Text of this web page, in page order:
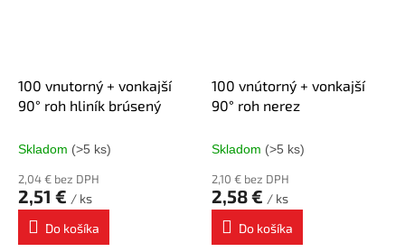
100 vnutorný + vonkajší
90° roh hliník brúsený
Skladom (>5 ks)
2,04 € bez DPH
2,51 € / ks
Do košíka
100 vnútorný + vonkajší
90° roh nerez
Skladom (>5 ks)
2,10 € bez DPH
2,58 € / ks
Do košíka